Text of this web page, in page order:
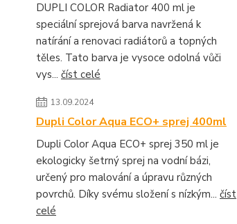
DUPLI COLOR Radiator 400 ml je
speciální sprejová barva navržená k
natírání a renovaci radiátorů a topných
těles. Tato barva je vysoce odolná vůči
vys... číst celé
13.09.2024
Dupli Color Aqua ECO+ sprej 400ml
Dupli Color Aqua ECO+ sprej 350 ml je
ekologicky šetrný sprej na vodní bázi,
určený pro malování a úpravu různých
povrchů. Díky svému složení s nízkým... číst
celé